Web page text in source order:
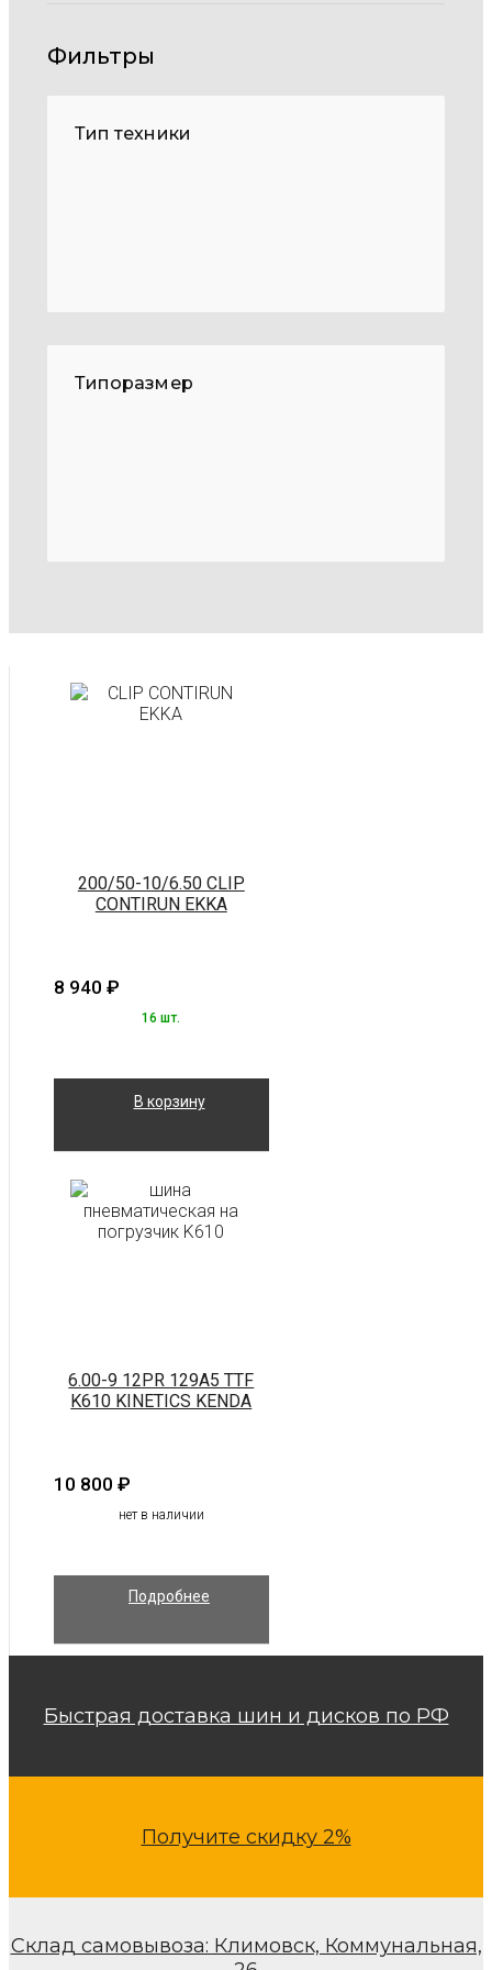
Фильтры
Тип техники
Типоразмер
200/50-10/6.50 CLIP
CONTIRUN EKKA
8 940 ₽
16 шт.
В корзину
6.00-9 12PR 129A5 TTF
K610 KINETICS KENDA
10 800 ₽
нет в наличии
Подробнее
Быстрая доставка шин и дисков по РФ
Получите скидку 2%
Склад самовывоза: Климовск, Коммунальная,